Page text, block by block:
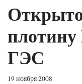
ГЭС
19 ноября 2008